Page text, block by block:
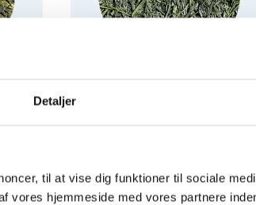
Detaljer
til at vise dig funktioner til sociale
vores hjemmeside med vores partnere
71004051